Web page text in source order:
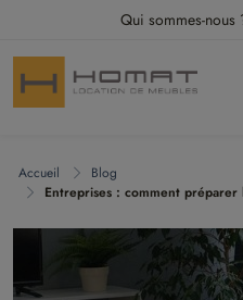
Qui sommes-nous
Accueil
Blog
Entreprises : comment